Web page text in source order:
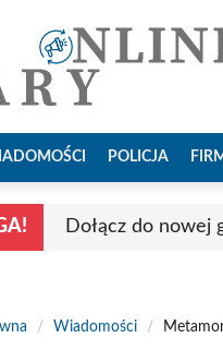
POLICJA
Dołącz do nowej
/ Wiadomości /